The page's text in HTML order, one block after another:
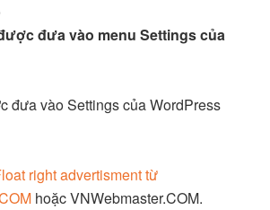
đưa vào menu Settings của
đưa vào Settings của WordPress
right advertisment từ
hoặc VNWebmaster.COM.